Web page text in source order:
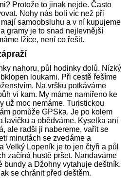
Protože to jinak nejde. Často
Nohy nás bolí víc než při
samoobsluhu a v ní kupujeme
gramy je to snad nejlevnější
lžíce, není co řešit.
nahoru, půl hodinky dolů. Nízký
loukami. Při cestě řešíme
Na vršku potkáváme
ví kam. My máme namířeno ke
už moc nemáme. Turistickou
pomůže GPSka. Je po kolem
lavičku a obědváme. Kyselka ani
ale radši ji nabereme, vařit se
minutách se zvedáme a
Velký Lopeník je to jen čtyři a půl
začíná hustě pršet. Nandaváme
bundy a Džohny vytahuje deštník.
se chránit před deštěm.